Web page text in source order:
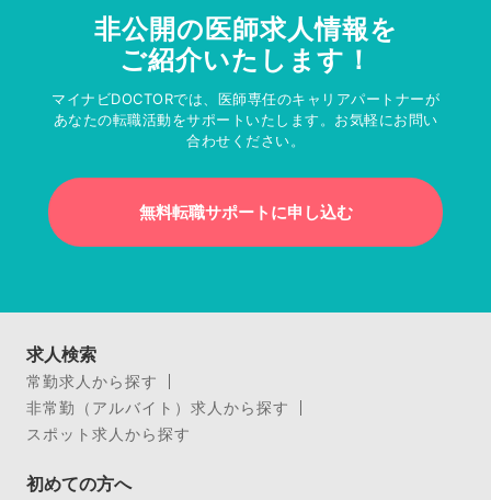
非公開の医師求人情報を
ご紹介いたします！
マイナビDOCTORでは、医師専任のキャリアパートナーが
あなたの転職活動をサポートいたします。お気軽にお問い
合わせください。
無料転職サポートに申し込む
求人検索
常勤求人から探す
非常勤（アルバイト）求人から探す
スポット求人から探す
初めての方へ